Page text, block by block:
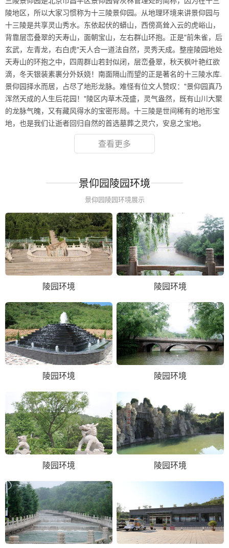
陵地区，所以大家习惯称为十三陵景仰园。从地理环境来讲景仰园与
十三陵是共享灵山秀水。东依起伏的蟒山，西傍高耸入云的虎峪山，
背靠层峦叠翠的天寿山，面朝宝山，左右群山环抱。正是"前朱雀，后
玄武，左青龙，右白虎"天人合一道法自然，灵秀天成。整座陵园地处
天寿山的环抱之中，四周群山若封似闭，层峦叠翠，秋天枫叶艳红欲
滴，冬天银装素裹分外妖娆！南面隔山而望的正是著名的十三陵水库.
景仰园择水而居，占尽了地形龙脉。难怪有位文人赞叹："景仰园真乃
浑然天成的人生后花园！"陵区内草木茂盛，灵气盎然，既有山川大聚
的龙脉气魄，又有藏风得水的宝密形局。十三陵是世间稀有的地形宝
地，也是我们让逝者回归自然的首选墓葬之灵穴，安息之宝地。
查看更多
景仰园陵园环境
景仰园陵园环境展示
陵园环境 陵园环境
陵园环境 陵园环境
陵园环境 陵园环境